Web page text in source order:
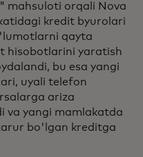
mahsuloti orqali Nova
kredit byurolari
qayta
hisobotlarini yaratish
bu esa yangi
uyali telefon
ariza
va yangi mamlakatda
bo'lgan kreditga